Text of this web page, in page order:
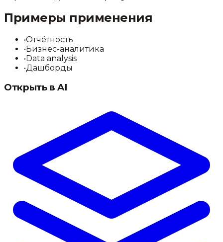
Примеры применения
•Отчётность
• Бизнес-аналитика
• Data analysis
•Дашборды
Открыть в AI